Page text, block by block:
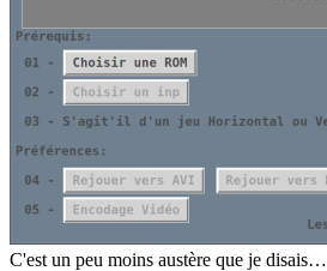
C'est un peu moins austère que je disais…